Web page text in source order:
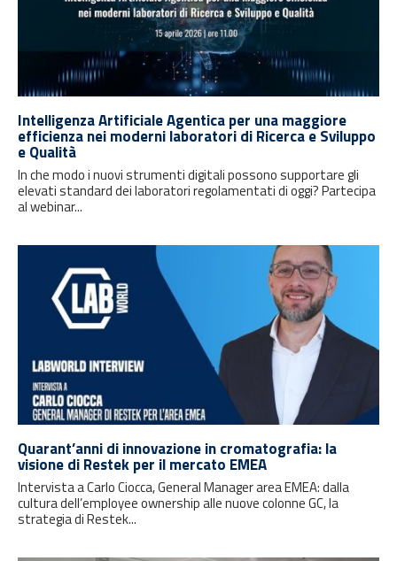
Intelligenza Artificiale Agentica per una maggiore
efficienza nei moderni laboratori di Ricerca e Sviluppo
e Qualità
In che modo i nuovi strumenti digitali possono supportare gli
elevati standard dei laboratori regolamentati di oggi? Partecipa
al webinar...
Quarant’anni di innovazione in cromatografia: la
visione di Restek per il mercato EMEA
Intervista a Carlo Ciocca, General Manager area EMEA: dalla
cultura dell’employee ownership alle nuove colonne GC, la
strategia di Restek...